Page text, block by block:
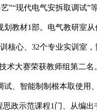
”“现代电气安拆取调
教材1部。电气教研室
核心、32个专业实训室
术大赛荣获教师组第二
、智能制制根本取使
政示范课程1门、从编